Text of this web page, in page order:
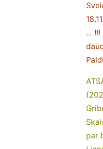
... !!!
par